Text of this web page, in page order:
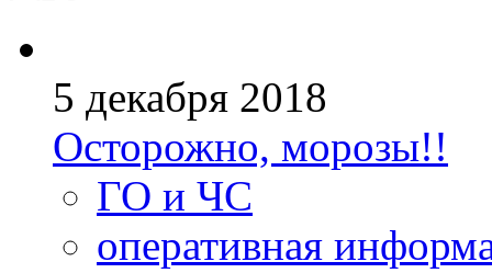
5 декабря 2018
Осторожно, морозы!!
ГО и ЧС
оперативная